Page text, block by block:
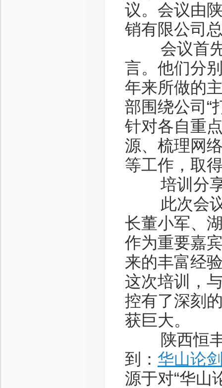
议。会议由
销有限公司
会议首先
言。他们分
年来所做的
部围绕公司“
针对各自重
源、梳理网
等工作，取
培训分
此次会议
长董小军、
作为重要嘉
来的丰富经
这次培训，
控有了深刻
获巨大。
陕西恒丰
到： 华山论
源于对“华山